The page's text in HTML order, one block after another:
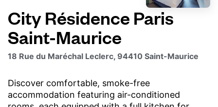
City Résidence Paris
Saint-Maurice
18 Rue du Maréchal Leclerc, 94410 Saint-Maurice
Discover comfortable, smoke-free
accommodation featuring air-conditioned